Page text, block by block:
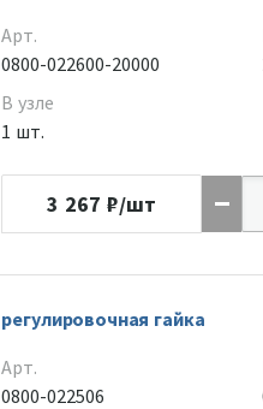
Арт.
0800-022600-20000
В узле
1 шт.
3 267 ₽/шт
регулировочная гайка
Арт.
0800-022506